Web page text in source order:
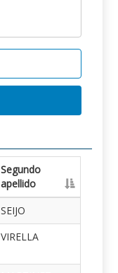
Segundo
apellido
SEIJO
VIRELLA